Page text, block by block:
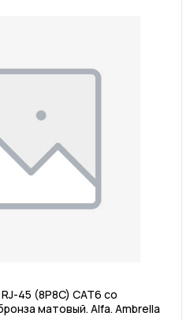
45 (8P8C) CAT6 со
матовый. Alfa. Ambrella